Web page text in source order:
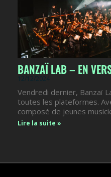
BANZAÏ LAB – EN
12/12/2024
Vendredi dernier, Banzaï
toutes les plateformes.
composé de jeunes
Lire la suite »